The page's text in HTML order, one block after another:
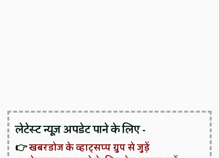
लेटेस्ट न्यूज़ अपडेट पाने के लिए -
👉खबरडोज के व्हाट्सप्प ग्रुप से जुड़ें